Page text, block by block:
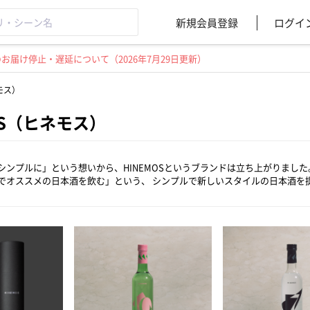
新規会員登録 ログイ
け停止・遅延について（2026年7月29日更新）
）
ヒネモス）
ンプルに」という想いから、HINEMOSというブランドは立ち上がりまし
オススメの日本酒を飲む」という、 シンプルで新しいスタイルの日本酒を